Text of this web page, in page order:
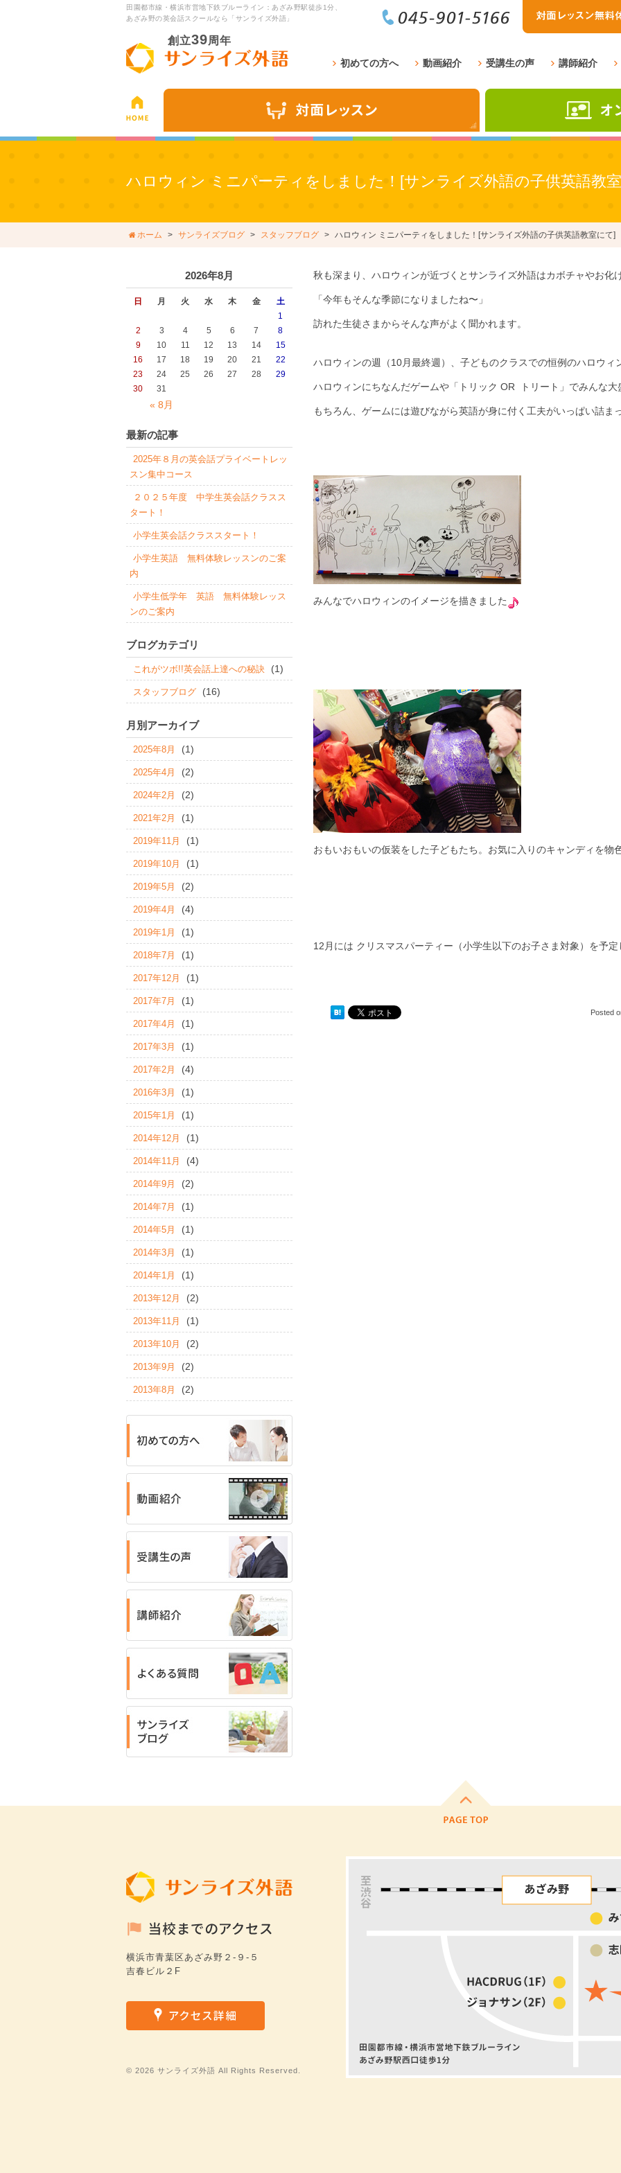
田園都市線・横浜市営地下鉄ブルーライン：あざみ野駅徒歩1分、
あざみ野の英会話スクールなら「サンライズ外語」
創立39周年
初めての方へ 動画紹介 受講生の声 講師紹介
ハロウィン ミニパーティをしました！[サンライズ外語の子供英語教
ホーム サンライズブログ スタッフブログ ハロウィン ミニパーティをしました！[サンライズ外語の子供英語教室にて]
秋も深まり、ハロウィンが近づくとサンライズ外語はカボチャやお化
「今年もそんな季節になりましたね〜」
訪れた生徒さまからそんな声がよく聞かれます。
ハロウィンの週（10月最終週）、子どものクラスでの恒例のハロウィ
ハロウィンにちなんだゲームや「トリック OR トリート」でみんな大
もちろん、ゲームには遊びながら英語が身に付く工夫がいっぱい詰ま
みんなでハロウィンのイメージを描きました
おもいおもいの仮装をした子どもたち。お気に入りのキャンディを物
12月には クリスマスパーティー（小学生以下のお子さま対象）を予
Posted
2026年8月
日 月 火 水 木 金 土
« 8月
1
2
3 4 5 6 7
8
9
10 11 12 13 14
15
16
17 18 19 20 21
22
23
24 25 26 27 28
29
30
31
最新の記事
2025年８月の英会話プライベートレッ
スン集中コース
２０２５年度 中学生英会話クラスス
タート！
小学生英会話クラススタート！
小学生英語 無料体験レッスンのご案
内
小学生低学年 英語 無料体験レッス
ンのご案内
ブログカテゴリ
これがツボ!!英会話上達への秘訣 (1)
スタッフブログ (16)
月別アーカイブ
2025年8月 (1)
2025年4月 (2)
2024年2月 (2)
2021年2月 (1)
2019年11月 (1)
2019年10月 (1)
2019年5月 (2)
2019年4月 (4)
2019年1月 (1)
2018年7月 (1)
2017年12月 (1)
2017年7月 (1)
2017年4月 (1)
2017年3月 (1)
2017年2月 (4)
2016年3月 (1)
2015年1月 (1)
2014年12月 (1)
2014年11月 (4)
2014年9月 (2)
2014年7月 (1)
2014年5月 (1)
2014年3月 (1)
2014年1月 (1)
2013年12月 (2)
2013年11月 (1)
2013年10月 (2)
2013年9月 (2)
2013年8月 (2)
横浜市青葉区あざみ野２-９-５
吉春ビル２F
© 2026 サンライズ外語 All Rights Reserved.